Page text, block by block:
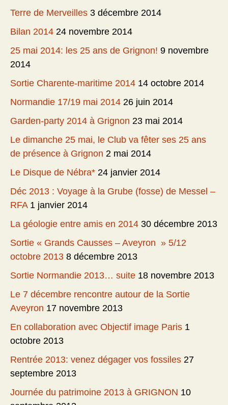
Terre de Merveilles 3 décembre 2014
Bilan 2014 24 novembre 2014
25 mai 2014: les 25 ans de Grignon! 9 novembre
2014
Sortie Charente-maritime 2014 14 octobre 2014
Normandie 17/19 mai 2014 26 juin 2014
Garden-party 2014 à Grignon 23 mai 2014
Le dimanche 25 mai, le Club va fêter ses 25 ans
de présence à Grignon 2 mai 2014
Le Disque de Nébra* 24 janvier 2014
Déc 2013 : Voyage à la Grube (fosse) de Messel –
RFA 1 janvier 2014
La géologie entre amis en 2014 30 décembre 2013
Sortie « Grands Causses – Aveyron » 5/12
octobre 2013 8 décembre 2013
Sortie Normandie 2013… suite 18 novembre 2013
Le 7 décembre rencontre autour de la Sortie
Aveyron 17 novembre 2013
En collaboration avec Objectif image Paris 1
octobre 2013
Rentrée 2013: venez dégager vos fossiles 27
septembre 2013
Journée du patrimoine 2013 à GRIGNON 10